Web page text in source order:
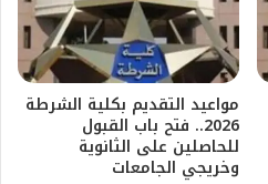
مواعيد التقديم بكلية الشرطة
2026.. فتح باب القبول
للحاصلين على الثانوية
وخريجي الجامعات